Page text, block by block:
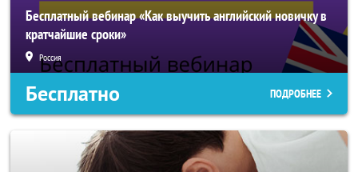
Бесплатный вебинар «Как выучить английский новичку в
кратчайшие сроки»
Россия
Бесплатно ПОДРОБНЕЕ